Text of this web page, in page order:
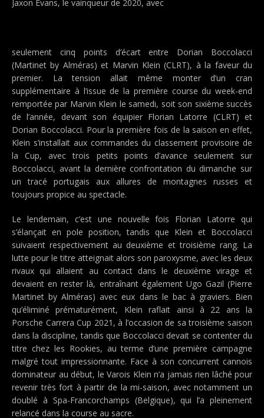
Jaxon Evans, le vainqueur de 2020, avec
seulement cinq points d’écart entre Dorian Boccolacci
(Martinet by Alméras) et Marvin Klein (CLRT), à la faveur du
premier. La tension allait même monter d’un cran
supplémentaire à l’issue de la première course du week-end
remportée par Marvin Klein le samedi, soit son sixième succès
de l’année, devant son équipier Florian Latorre (CLRT) et
Dorian Boccolacci. Pour la première fois de la saison en effet,
Klein s’installait aux commandes du classement provisoire de
la Cup, avec trois petits points d’avance seulement sur
Boccolacci, avant la dernière confrontation du dimanche sur
un tracé portugais aux allures de montagnes russes et
toujours propice au spectacle.
Le lendemain, c’est une nouvelle fois Florian Latorre qui
s’élançait en pole position, tandis que Klein et Boccolacci
suivaient respectivement au deuxième et troisième rang. La
lutte pour le titre atteignait alors son paroxysme, avec les deux
rivaux qui allaient au contact dans le deuxième virage et
devaient en rester là, entraînant également Ugo Gazil (Pierre
Martinet by Alméras) avec eux dans le bac à graviers. Bien
qu’éliminé prématurément, Klein raflait ainsi à 22 ans la
Porsche Carrera Cup 2021, à l’occasion de sa troisième saison
dans la discipline, tandis que Boccolacci devait se contenter du
titre chez les Rookies, au terme d’une première campagne
malgré tout impressionnante. Face à son concurrent cannois
dominateur au début, le Varois Klein n’a jamais rien lâché pour
revenir très fort à partir de la mi-saison, avec notamment un
doublé à Spa-Francorchamps (Belgique), qui l’a pleinement
relancé dans la course au sacre.